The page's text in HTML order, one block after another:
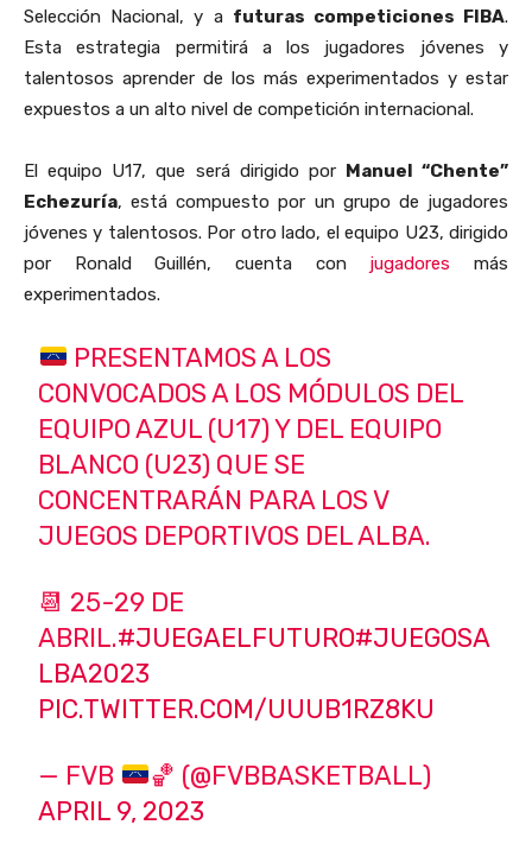
Selección Nacional, y a futuras competiciones FIBA.
Esta estrategia permitirá a los jugadores jóvenes y
talentosos aprender de los más experimentados y estar
expuestos a un alto nivel de competición internacional.
El equipo U17, que será dirigido por Manuel “Chente”
Echezuría, está compuesto por un grupo de jugadores
jóvenes y talentosos. Por otro lado, el equipo U23, dirigido
por Ronald Guillén, cuenta conjugadores más
experimentados.
PRESENTAMOS A LOS
CONVOCADOS A LOS MÓDULOS DEL
EQUIPO AZUL (U17) Y DEL EQUIPO
BLANCO (U23) QUE SE
CONCENTRARÁN PARA LOS V
JUEGOS DEPORTIVOS DEL ALBA.
📆 25-29 DE
ABRIL.#JUEGAELFUTURO#JUEGOSA
LBA2023
PIC.TWITTER.COM/UUUB1RZ8KU
— FVB 🏀 (@FVBBASKETBALL)
APRIL 9, 2023